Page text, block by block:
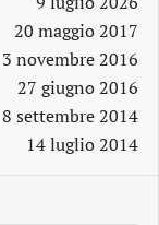
20 maggio 2017
3 novembre 2016
27 giugno 2016
8 settembre 2014
14 luglio 2014